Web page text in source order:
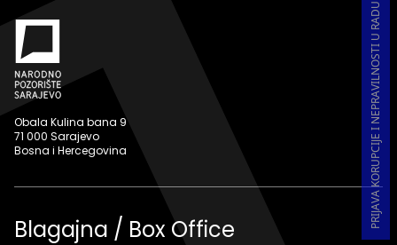
PRIJAVA KORUPCIJE I NEPRAVILNOSTI U RADU
Obala Kulina bana 9
71 000 Sarajevo
Bosna i Hercegovina
Blagajna / Box Office